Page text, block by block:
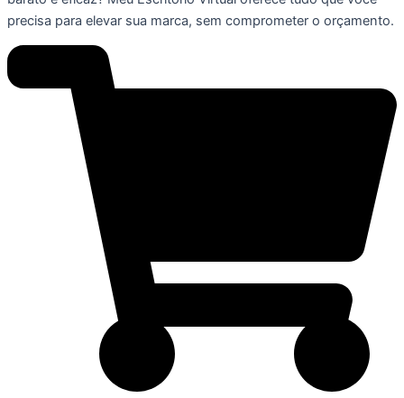
precisa para elevar sua marca, sem comprometer o orçamento.